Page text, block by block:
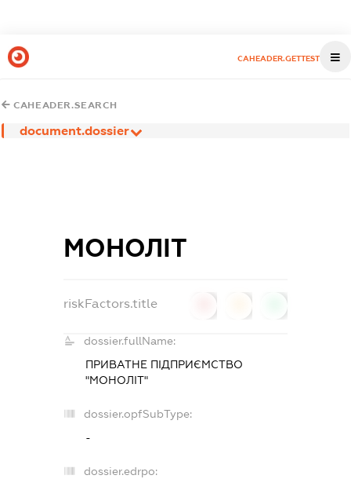
CAHEADER.GETTEST
CAHEADER.SEARCH
document.dossier
МОНОЛІТ
riskFactors.title
dossier.fullName:
ПРИВАТНЕ ПІДПРИЄМСТВО
"МОНОЛІТ"
dossier.opfSubType:
-
dossier.edrpo: